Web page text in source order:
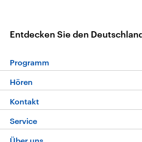
Entdecken Sie den
Programm
Programm
Die Nachrichten
Nachrichtenleicht
Hören
Livestream
Podcasts
Kontakt
Hörerservice
Service
FAQ